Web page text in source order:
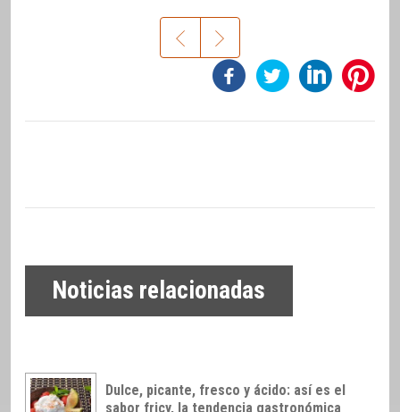
Noticias relacionadas
Dulce, picante, fresco y ácido: así es el
sabor fricy, la tendencia gastronómica